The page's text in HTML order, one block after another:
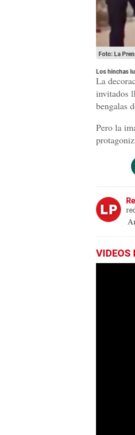
Foto: La
Los hinchas
La
invitados
bengalas
Pero la
VIDEOS